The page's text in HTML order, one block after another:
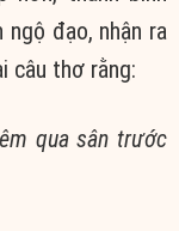
ngộ đạo, nhận ra
câu thơ rằng:
qua sân trước